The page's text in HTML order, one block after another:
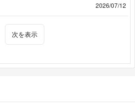
2026/07/12
次を表示